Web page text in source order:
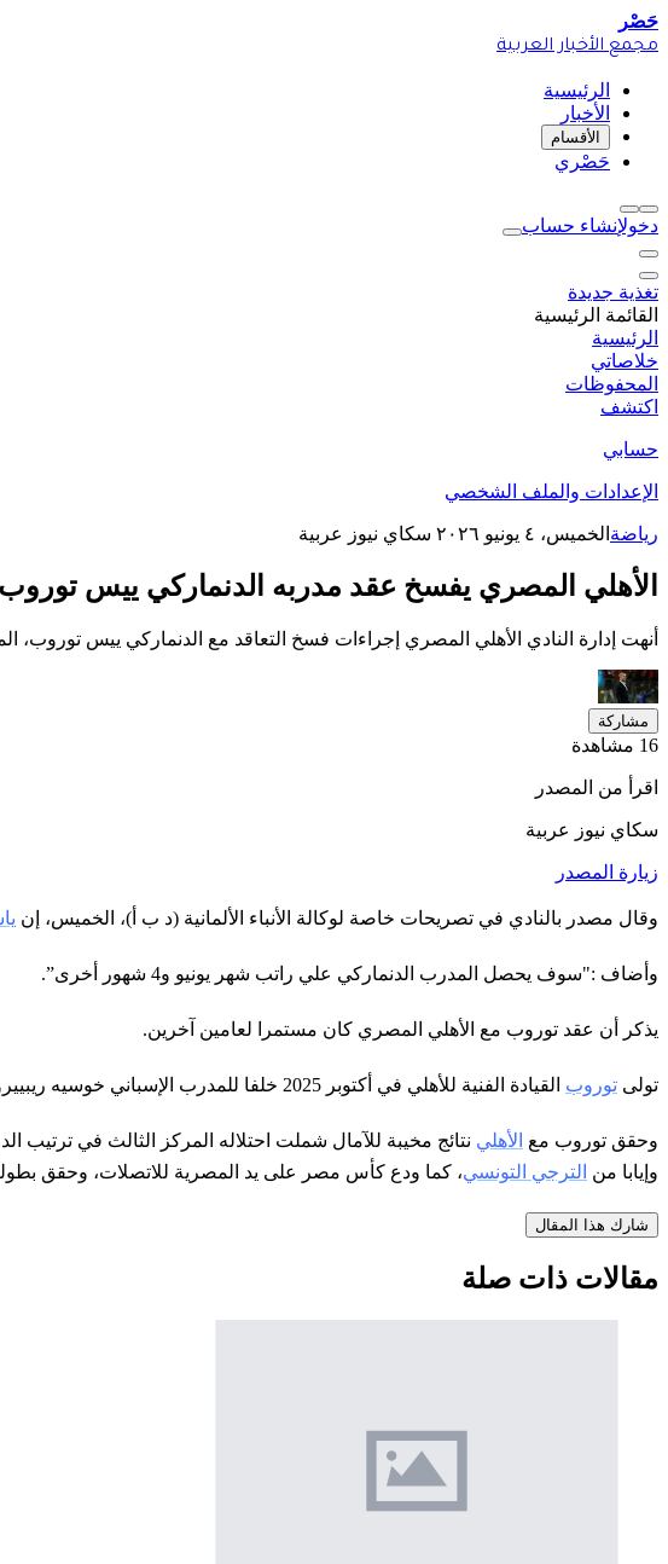
حَصْر
مجمع الأخبار العربية
الرئيسية
الأخبار
الأقسام
حَصْري
دخولإنشاء حساب
تغذية جديدة
القائمة الرئيسية
الرئيسية
خلاصاتي
المحفوظات
اكتشف
حسابي
الإعدادات والملف الشخصي
رياضة الخميس، ٤ يونيو ٢٠٢٦ سكاي نيوز عربية
الأهلي المصري يفسخ عقد مدربه الدنماركي ييس توروب
أنهت إدارة النادي الأهلي المصري إجراءات فسخ التعاقد مع الدنماركي ييس
مشاركة
16 مشاهدة
اقرأ من المصدر
سكاي نيوز عربية
زيارة المصدر
وقال مصدر بالنادي في تصريحات خاصة لوكالة الأنباء الألمانية (د ب أ)، الخميس، إن
وأضاف :"سوف يحصل المدرب الدنماركي علي راتب شهر يونيو و4 شهور أخرى”.
يذكر أن عقد توروب مع الأهلي المصري كان مستمرا لعامين آخرين.
تولى توروب القيادة الفنية للأهلي في أكتوبر 2025 خلفا للمدرب الإسباني خوسيه ريبييرو، وخاض مع الفريق 36 مباراة في مختلف المسابقات.
وحقق توروب مع الأهلي نتائج مخيبة للآمال شملت احتلاله المركز الثالث في ترتيب
وإيابا من الترجي التونسي، كما ودع كأس مصر على يد المصرية للاتصلات، وحقق
شارك هذا المقال
مقالات ذات صلة